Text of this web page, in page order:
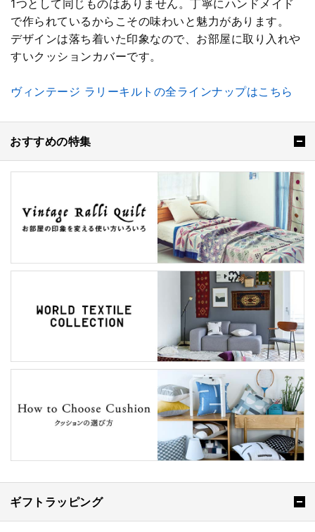
1つとして同じものはありません。丁寧にハンドメイド
で作られているからこその味わいと魅力があります。
デザインは落ち着いた印象なので、お部屋に取り入れや
すいクッションカバーです。
ヴィンテージ ラリーキルトの全ラインナップはこちら
おすすめの特集
ギフトラッピング